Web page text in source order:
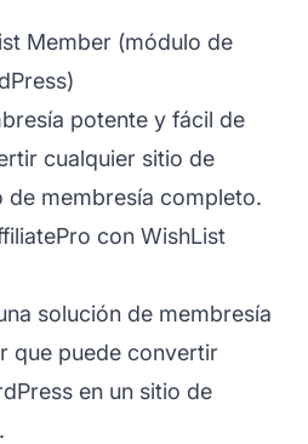
Member (módulo de
potente y fácil de
cualquier sitio de
de membresía completo.
con WishList
solución de membresía
que puede convertir
en un sitio de